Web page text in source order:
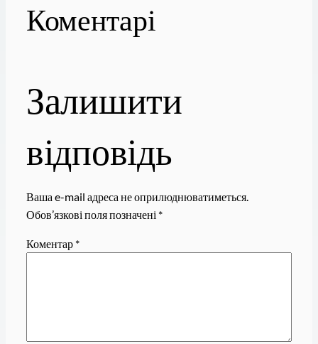
Коментарі
Залишити
відповідь
Ваша e-mail адреса не оприлюднюватиметься.
Обов’язкові поля позначені *
Коментар *